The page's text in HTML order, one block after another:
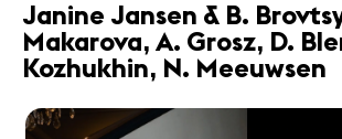
Janine Jansen & B.
Makarova, A. Grosz, D.
Kozhukhin, N. Meeuwsen